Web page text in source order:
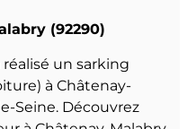
(92290)
réalisé un sarking
à Châtenay-
Seine. Découvrez